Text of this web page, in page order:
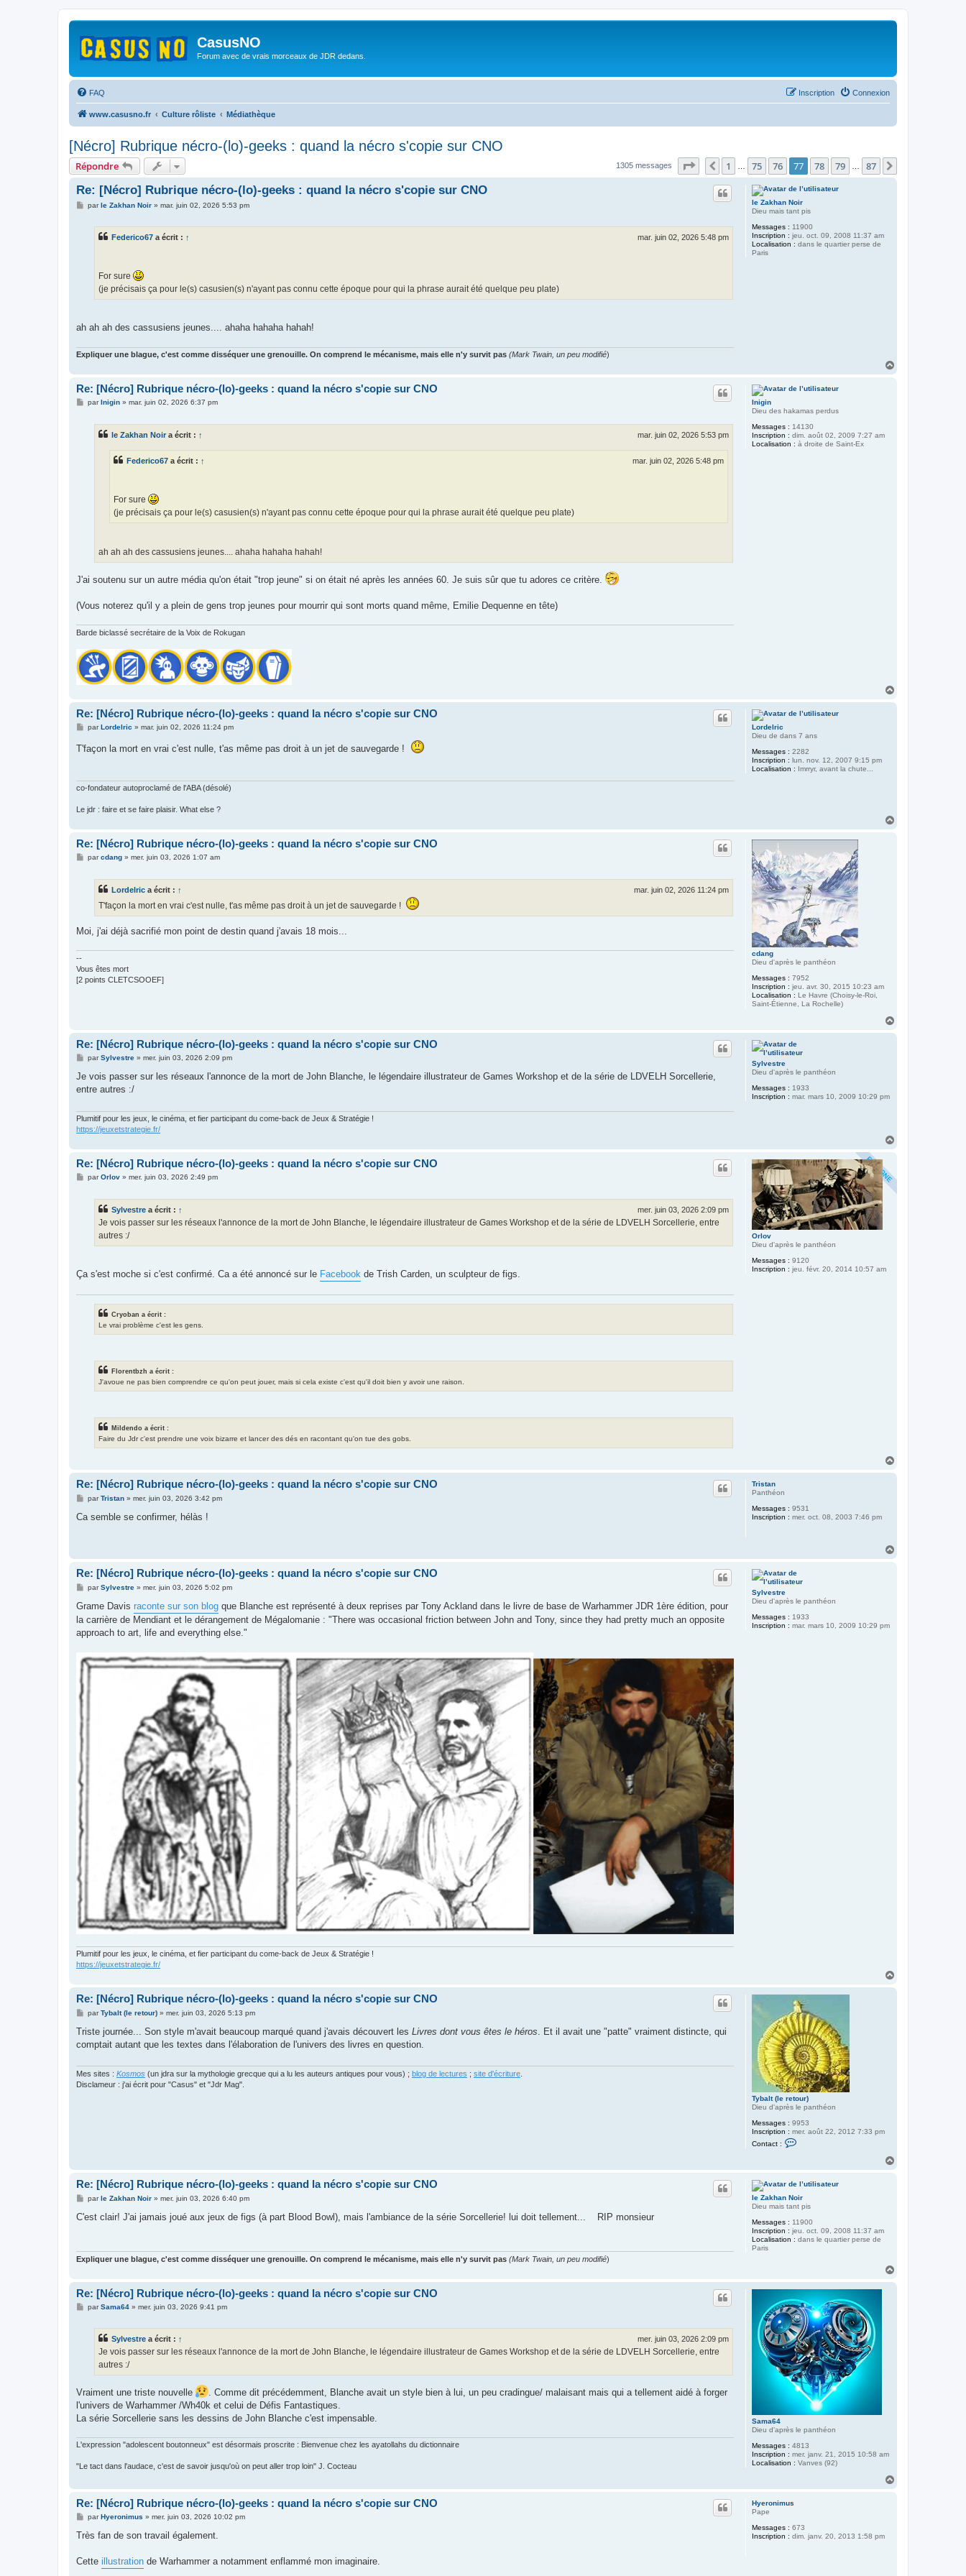
CasusNO
Forum avec de vrais morceaux de JDR dedans.
FAQ Connexion
Inscription
www.casusno.fr Culture rôliste Médiathèque
[Nécro] Rubrique nécro-(lo)-geeks : quand la nécro s'copie sur CNO
Répondre 1305 messages Page 77 87
Précédent
1 75 76 77 78 79 87
le Zakhan Noir
Dieu mais tant pis
Messages : 11900
Inscription : jeu. oct. 09, 2008 11:37 am
Localisation : dans le quartier perse de
Paris
Re: [Nécro] Rubrique nécro-(lo)-geeks : quand la nécro s'copie sur CNO
Mparle Zakhan Noir» mar. juin 02, 2026 5:53 pm
Federico67 a écrit : ↑ mar. juin 02, 2026 5:48 pm
For sure
(je précisais ça pour le(s) casusien(s) n'ayant pas connu cette époque pour qui la phrase aurait été quelque peu plate)
ah ah ah des cassusiens jeunes.... ahaha hahaha hahah!
Expliquer une blague, c'est comme disséquer une grenouille. On comprend le mécanisme, mais elle n'y survit pas (Mark Twain, un peu modifié)
Inigin
Dieu des hakamas perdus
Messages : 14130
Inscription : dim. août 02, 2009 7:27 am
Localisation : à droite de Saint-Ex
Re: [Nécro] Rubrique nécro-(lo)-geeks : quand la nécro s'copie sur CNO
Mpar Inigin» mar. juin 02, 2026 6:37 pm
le Zakhan Noir a écrit : ↑ mar. juin 02, 2026 5:53 pm
Federico67 a écrit : ↑ mar. juin 02, 2026 5:48 pm
For sure
(je précisais ça pour le(s) casusien(s) n'ayant pas connu cette époque pour qui la phrase aurait été quelque peu plate)
ah ah ah des cassusiens jeunes.... ahaha hahaha hahah!
J'ai soutenu sur un autre média qu'on était "trop jeune" si on était né après les années 60. Je suis sûr que tu adores ce critère.
(Vous noterez qu'il y a plein de gens trop jeunes pour mourrir qui sont morts quand même, Emilie Dequenne en tête)
Barde biclassé secrétaire de la Voix de Rokugan
Lordelric
Dieu de dans 7 ans
Messages : 2282
Inscription : lun. nov. 12, 2007 9:15 pm
Localisation : Imrryr, avant la chute...
Re: [Nécro] Rubrique nécro-(lo)-geeks : quand la nécro s'copie sur CNO
M
s
s
parLordelric » mar. juin 02, 2026 11:24 pm
T'façon la mort en vrai c'est nulle, t'as même pas droit à un jet de sauvegarde !
co-fondateur autoproclamé de l'ABA (désolé)
Le jdr : faire et se faire plaisir. What else ?
cdang
Dieu d'après le panthéon
Messages : 7952
Inscription : jeu. avr. 30, 2015 10:23 am
Localisation : Le Havre (Choisy-le-Roi,
Saint-Étienne, La Rochelle)
Re: [Nécro] Rubrique nécro-(lo)-geeks : quand la nécro s'copie sur CNO
Mparcdang» mer. juin 03, 2026 1:07 am
Lordelric a écrit : ↑ mar. juin 02, 2026 11:24 pm
T'façon la mort en vrai c'est nulle, t'as même pas droit à un jet de sauvegarde !
Moi, j'ai déjà sacrifié mon point de destin quand j'avais 18 mois...
--
Vous êtes mort
[2 points CLETCSOOEF]
Sylvestre
Dieu d'après le panthéon
Messages : 1933
Inscription : mar. mars 10, 2009 10:29 pm
Re: [Nécro] Rubrique nécro-(lo)-geeks : quand la nécro s'copie sur CNO
M
s
a
parSylvestre» mer. juin 03, 2026 2:09 pm
Je vois passer sur les réseaux l'annonce de la mort de John Blanche, le légendaire illustrateur de Games Workshop et de la série de LDVELH Sorcellerie,
entre autres :/
Plumitif pour les jeux, le cinéma, et fier participant du come-back de Jeux & Stratégie !
https://jeuxetstrategie.fr/
Orlov
Dieu d'après le panthéon
Messages : 9120
Inscription : jeu. févr. 20, 2014 10:57 am
Re: [Nécro] Rubrique nécro-(lo)-geeks : quand la nécro s'copie sur CNO
MparOrlov» mer. juin 03, 2026 2:49 pm
Sylvestre a écrit : ↑ mer. juin 03, 2026 2:09 pm
Je vois passer sur les réseaux l'annonce de la mort de John Blanche, le légendaire illustrateur de Games Workshop et de la série de LDVELH Sorcellerie, entre
autres :/
Ça s'est moche si c'est confirmé. Ca a été annoncé sur le Facebook de Trish Carden, un sculpteur de figs.
Cryoban a écrit :
Le vrai problème c'est les gens.
Florentbzh a écrit :
J'avoue ne pas bien comprendre ce qu'on peut jouer, mais si cela existe c'est qu'il doit bien y avoir une raison.
Mildendo a écrit :
Faire du Jdr c'est prendre une voix bizarre et lancer des dés en racontant qu'on tue des gobs.
Tristan
Panthéon
Messages : 9531
Inscription : mer. oct. 08, 2003 7:46 pm
Re: [Nécro] Rubrique nécro-(lo)-geeks : quand la nécro s'copie sur CNO
M
s
parTristan» mer. juin 03, 2026 3:42 pm
Ca semble se confirmer, hélàs !
Sylvestre
Dieu d'après le panthéon
Messages : 1933
Inscription : mar. mars 10, 2009 10:29 pm
Re: [Nécro] Rubrique nécro-(lo)-geeks : quand la nécro s'copie sur CNO
M
s
a
g
e
parSylvestre» mer. juin 03, 2026 5:02 pm
Grame Davis raconte sur son blog que Blanche est représenté à deux reprises par Tony Ackland dans le livre de base de Warhammer JDR 1ère édition, pour
la carrière de Mendiant et le dérangement de Mégalomanie : "There was occasional friction between John and Tony, since they had pretty much an opposite
approach to art, life and everything else."
Plumitif pour les jeux, le cinéma, et fier participant du come-back de Jeux & Stratégie !
https://jeuxetstrategie.fr/
Tybalt (le retour)
Dieu d'après le panthéon
Messages : 9953
Inscription : mer. août 22, 2012 7:33 pm
Contact :
c
e
r
y
b
a
e
t
o
u
r
)
Re: [Nécro] Rubrique nécro-(lo)-geeks : quand la nécro s'copie sur CNO
M
s
a
parTybalt (le retour)» mer. juin 03, 2026 5:13 pm
Triste journée... Son style m'avait beaucoup marqué quand j'avais découvert les Livres dont vous êtes le héros . Et il avait une "patte" vraiment distincte, qui
comptait autant que les textes dans l'élaboration de l'univers des livres en question.
Mes sites : Kosmos (un jdra sur la mythologie grecque qui a lu les auteurs antiques pour vous) ; blog de lectures ; site d'écriture
Disclameur : j'ai écrit pour "Casus" et "Jdr Mag".
le Zakhan Noir
Dieu mais tant pis
Messages : 11900
Inscription : jeu. oct. 09, 2008 11:37 am
Localisation : dans le quartier perse de
Paris
Re: [Nécro] Rubrique nécro-(lo)-geeks : quand la nécro s'copie sur CNO
M
s
parle Zakhan Noir» mer. juin 03, 2026 6:40 pm
C'est clair! J'ai jamais joué aux jeux de figs (à part Blood Bowl), mais l'ambiance de la série Sorcellerie! lui doit tellement... RIP monsieur
Expliquer une blague, c'est comme disséquer une grenouille. On comprend le mécanisme, mais elle n'y survit pas (Mark Twain, un peu modifié)
Sama64
Dieu d'après le panthéon
Messages : 4813
Inscription : mer. janv. 21, 2015 10:58 am
Localisation : Vanves (92)
Re: [Nécro] Rubrique nécro-(lo)-geeks : quand la nécro s'copie sur CNO
MparSama64» mer. juin 03, 2026 9:41 pm
Sylvestre a écrit : ↑ mer. juin 03, 2026 2:09 pm
Je vois passer sur les réseaux l'annonce de la mort de John Blanche, le légendaire illustrateur de Games Workshop et de la série de LDVELH Sorcellerie, entre
autres :/
Vraiment une triste nouvelle
. Comme dit précédemment, Blanche avait un style bien à lui, un peu cradingue/ malaisant mais qui a tellement aidé à forger
l'univers de Warhammer /Wh40k et celui de Défis Fantastiques.
La série Sorcellerie sans les dessins de John Blanche c'est impensable.
L'expression "adolescent boutonneux" est désormais proscrite : Bienvenue chez les ayatollahs du dictionnaire
"Le tact dans l'audace, c'est de savoir jusqu'où on peut aller trop loin" J. Cocteau
Hyeronimus
Pape
Messages : 673
Inscription : dim. janv. 20, 2013 1:58 pm
Re: [Nécro] Rubrique nécro-(lo)-geeks : quand la nécro s'copie sur CNO
M
s
g
parHyeronimus » mer. juin 03, 2026 10:02 pm
Très fan de son travail également.
Cette illustration de Warhammer a notamment enflammé mon imaginaire.